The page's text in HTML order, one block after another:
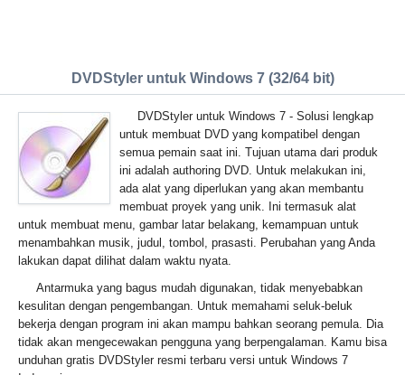
DVDStyler untuk Windows 7 (32/64 bit)
DVDStyler untuk Windows 7 - Solusi lengkap
untuk membuat DVD yang kompatibel dengan
semua pemain saat ini. Tujuan utama dari produk
ini adalah authoring DVD. Untuk melakukan ini,
ada alat yang diperlukan yang akan membantu
membuat proyek yang unik. Ini termasuk alat
untuk membuat menu, gambar latar belakang, kemampuan untuk
menambahkan musik, judul, tombol, prasasti. Perubahan yang Anda
lakukan dapat dilihat dalam waktu nyata.
Antarmuka yang bagus mudah digunakan, tidak menyebabkan
kesulitan dengan pengembangan. Untuk memahami seluk-beluk
bekerja dengan program ini akan mampu bahkan seorang pemula. Dia
tidak akan mengecewakan pengguna yang berpengalaman. Kamu bisa
unduhan gratis DVDStyler resmi terbaru versi untuk Windows 7